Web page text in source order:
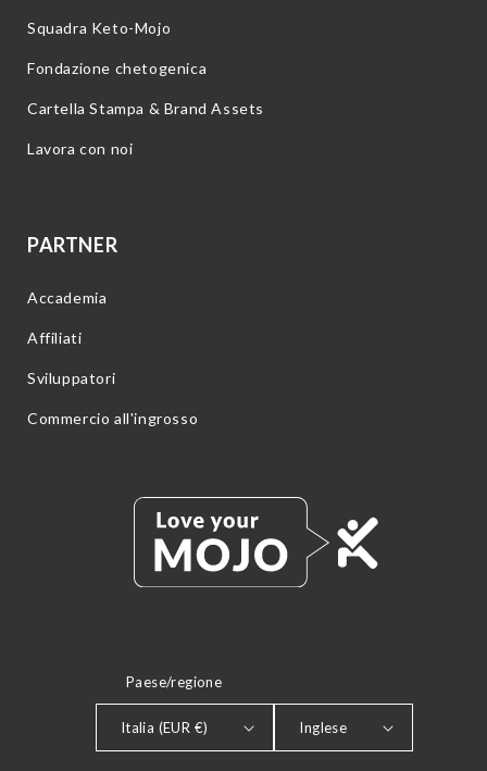
Squadra Keto-Mojo
Fondazione chetogenica
Cartella Stampa & Brand Assets
Lavora con noi
PARTNER
Accademia
Affiliati
Sviluppatori
Commercio all'ingrosso
Paese/regione
Italia (EUR €) Inglese